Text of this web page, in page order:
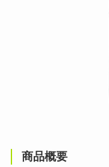
商品概要